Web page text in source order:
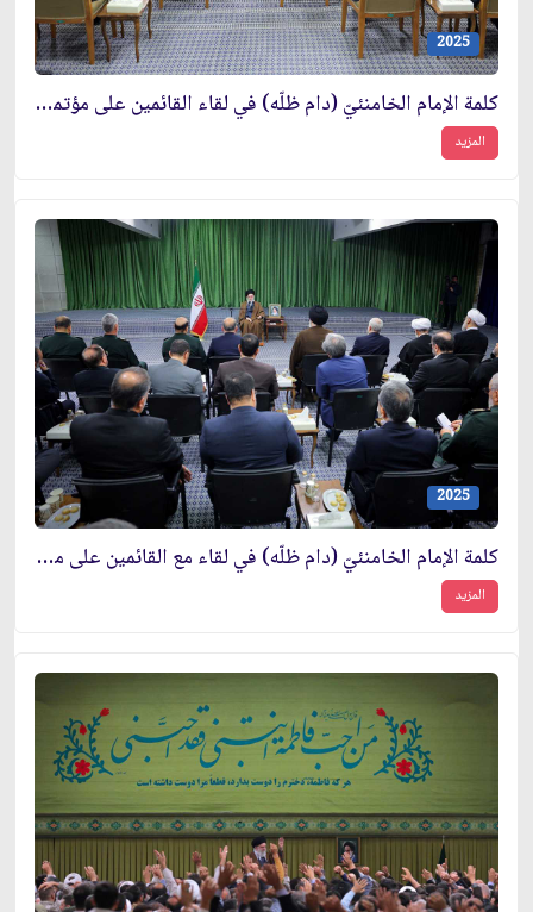
2025
كلمة الإمام الخامنئيّ (دام ظلّه) في لقاء القائمين على مؤتمر إحياء ذكرى آية الله السيّد محمّد هادي الميلاني
المزيد
2025
كلمة الإمام الخامنئيّ (دام ظلّه) في لقاء مع القائمين على مؤتمر تكريم شهداء محافظة ألبرز
المزيد